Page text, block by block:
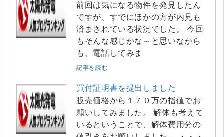
前回は気になる物件を発見したん
ですが、すでにほかの方が内見も
済まされている状況でした。 今回
もそんな感じかな～と思いながら
も、電話してみま
記事を読む
買付証明書を提出しました
販売価格から１７０万の指値でお
願いしてみました。 解体も考えて
いるということで、解体費用分の